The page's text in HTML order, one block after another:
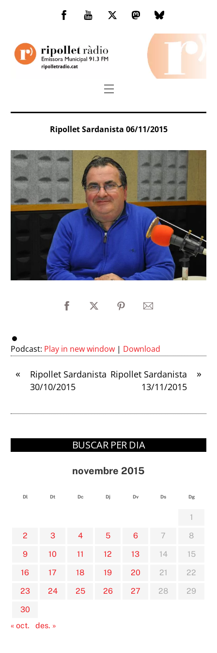
Facebook
You
TwitterMastodonBluesky
Menu
Ripollet Sardanista 06/11/2015
Podcast: Play in new window | Download
«
Ripollet Sardanista
30/10/2015
»
Ripollet Sardanista
13/11/2015
BUSCAR PER DIA
novembre 2015
Dl Dt Dc Dj Dv Ds Dg
1
2
3 4 5 6 7
8
9
10 11 12 13 14
15
16
17 18 19 20 21
22
23
24 25 26 27 28
29
30
« oct.
des. »